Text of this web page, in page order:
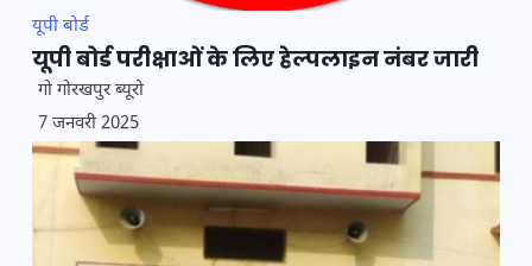
यूपी बोर्ड
यूपी बोर्ड परीक्षाओं के लिए हेल्पलाइन नंबर जारी
गो गोरखपुर ब्यूरो
7 जनवरी 2025